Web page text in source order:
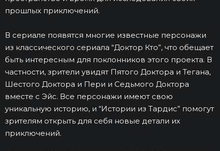
прошлых приключений.
В сериале появятся многие известные персонажи
из классического сериала “Доктор Кто”, что обещает
быть интересным для поклонников этого проекта. В
частности, зрители увидят Пятого Доктора и Тегана,
Шестого Доктора и Пери и Седьмого Доктора
вместе с Эйс. Все персонажи имеют свою
уникальную историю, и “Истории из Тардис” помогут
зрителям открыть для себя новые детали их
приключений.